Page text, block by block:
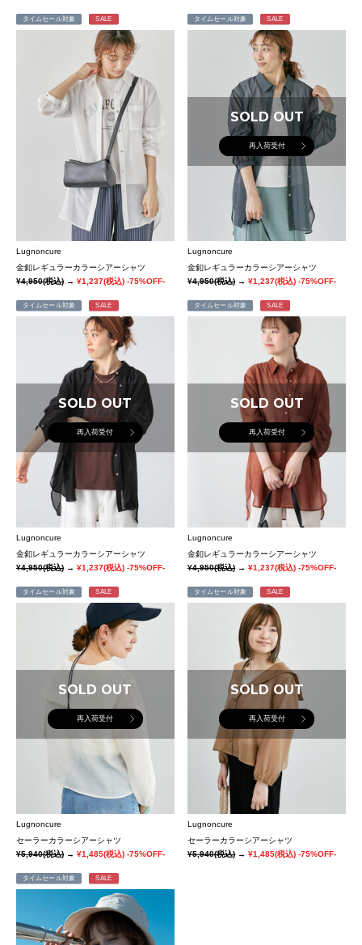
タイムセール対象 SALE
Lugnoncure
金釦レギュラーカラーシアーシャツ
¥4,950(税込) → ¥1,237(税込) -75%OFF-
タイムセール対象 SALE
SOLD OUT
再入荷受付
Lugnoncure
金釦レギュラーカラーシアーシャツ
¥4,950(税込)→¥1,237(税込) -75%OFF-
タイムセール対象 SALE
SOLD OUT
再入荷受付
Lugnoncure
金釦レギュラーカラーシアーシャツ
¥4,950(税込) → ¥1,237(税込) -75%OFF-
タイムセール対象 SALE
SOLD OUT
再入荷受付
Lugnoncure
金釦レギュラーカラーシアーシャツ
¥4,950(税込)→¥1,237(税込) -75%OFF-
タイムセール対象 SALE
SOLD OUT
再入荷受付
Lugnoncure
セーラーカラーシアーシャツ
¥5,940(税込) → ¥1,485(税込) -75%OFF-
タイムセール対象 SALE
SOLD OUT
再入荷受付
Lugnoncure
セーラーカラーシアーシャツ
¥5,940(税込)→¥1,485(税込) -75%OFF-
タイムセール対象 SALE